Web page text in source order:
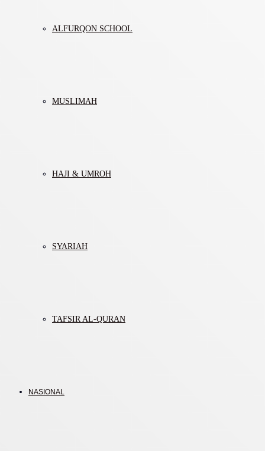
ALFURQON SCHOOL
MUSLIMAH
HAJI & UMROH
SYARIAH
TAFSIR AL-QURAN
NASIONAL